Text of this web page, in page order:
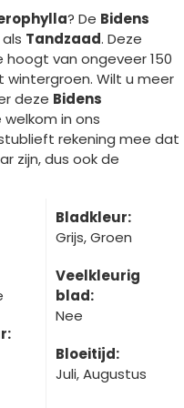
? De Bidens
Tandzaad. Deze
van ongeveer 150
wintergroen. Wilt u meer
deze Bidens
in ons
rekening mee dat
zijn, dus ook de
Bladkleur:
Grijs, Groen
Veelkleurig
blad:
Nee
Bloeitijd:
Juli, Augustus